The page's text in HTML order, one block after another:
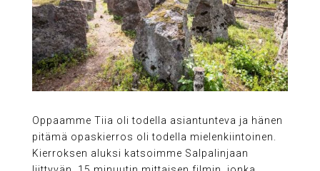
Oppaamme Tiia oli todella asiantunteva ja hänen
pitämä opaskierros oli todella mielenkiintoinen.
Kierroksen aluksi katsoimme Salpalinjaan